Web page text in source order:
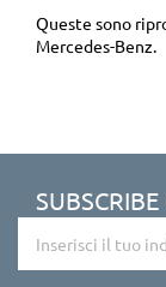
Queste sono
Mercedes-Benz.